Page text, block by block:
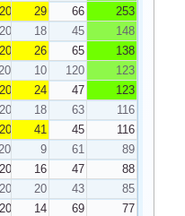
29 66
253
18 45
148
26 65
138
10 120
123
24 47
123
18 63
116
41 45
116
9 61
89
16 47
88
20 43
85
14 69
77